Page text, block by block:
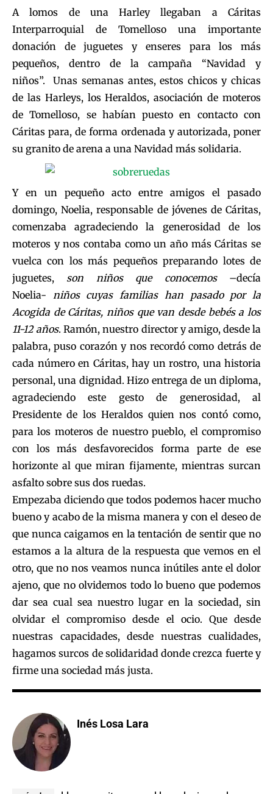
A lomos de una Harley llegaban a Cáritas
Interparroquial de Tomelloso una importante
donación de juguetes y enseres para los más
pequeños, dentro de la campaña “Navidad y
niños”. Unas semanas antes, estos chicos y chicas
de las Harleys, los Heraldos, asociación de moteros
de Tomelloso, se habían puesto en contacto con
Cáritas para, de forma ordenada y autorizada, poner
su granito de arena a una Navidad más solidaria.
Y en un pequeño acto entre amigos el pasado
domingo, Noelia, responsable de jóvenes de Cáritas,
comenzaba agradeciendo la generosidad de los
moteros y nos contaba como un año más Cáritas se
vuelca con los más pequeños preparando lotes de
juguetes, son niños que conocemos–decía
Noelia-
niños cuyas familias han pasado por la
Acogida de Cáritas, niños que van desde bebés a los
11-12 años. Ramón, nuestro director y amigo, desde la
palabra, puso corazón y nos recordó como detrás de
cada número en Cáritas, hay un rostro, una historia
personal, una dignidad. Hizo entrega de un diploma,
agradeciendo este gesto de generosidad, al
Presidente de los Heraldos quien nos contó como,
para los moteros de nuestro pueblo, el compromiso
con los más desfavorecidos forma parte de ese
horizonte al que miran fijamente, mientras surcan
asfalto sobre sus dos ruedas.
Empezaba diciendo que todos podemos hacer mucho
bueno y acabo de la misma manera y con el deseo de
que nunca caigamos en la tentación de sentir que no
estamos a la altura de la respuesta que vemos en el
otro, que no nos veamos nunca inútiles ante el dolor
ajeno, que no olvidemos todo lo bueno que podemos
dar sea cual sea nuestro lugar en la sociedad, sin
olvidar el compromiso desde el ocio. Que desde
nuestras capacidades, desde nuestras cualidades,
hagamos surcos de solidaridad donde crezca fuerte y
firme una sociedad más justa.
Inés Losa Lara